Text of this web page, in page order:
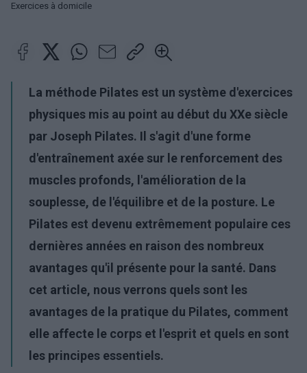
Exercices à domicile
La méthode Pilates est un système d'exercices
physiques mis au point au début du XXe siècle
par Joseph Pilates. Il s'agit d'une forme
d'entraînement axée sur le renforcement des
muscles profonds, l'amélioration de la
souplesse, de l'équilibre et de la posture. Le
Pilates est devenu extrêmement populaire ces
dernières années en raison des nombreux
avantages qu'il présente pour la santé. Dans
cet article, nous verrons quels sont les
avantages de la pratique du Pilates, comment
elle affecte le corps et l'esprit et quels en sont
les principes essentiels.